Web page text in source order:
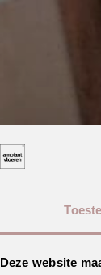
Deze website